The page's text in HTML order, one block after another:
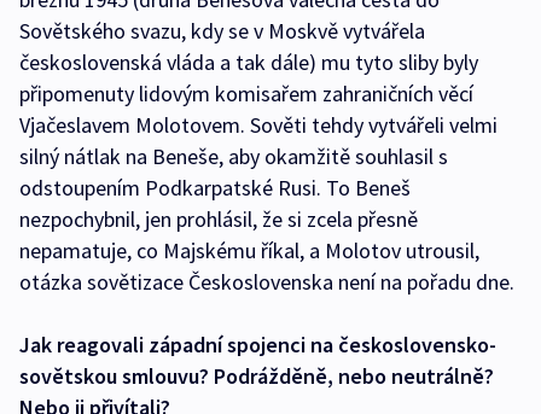
Sovětského svazu, kdy se v Moskvě vytvářela
československá vláda a tak dále) mu tyto sliby byly
připomenuty lidovým komisařem zahraničních věcí
Vjačeslavem Molotovem. Sověti tehdy vytvářeli velmi
silný nátlak na Beneše, aby okamžitě souhlasil s
odstoupením Podkarpatské Rusi. To Beneš
nezpochybnil, jen prohlásil, že si zcela přesně
nepamatuje, co Majskému říkal, a Molotov utrousil,
otázka sovětizace Československa není na pořadu dne.
Jak reagovali západní spojenci na československo-
sovětskou smlouvu? Podrážděně, nebo neutrálně?
Nebo ji přivítali?